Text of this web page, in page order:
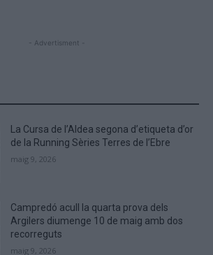
- Advertisment -
La Cursa de l’Aldea segona d’etiqueta d’or
de la Running Sèries Terres de l’Ebre
maig 9, 2026
Campredó acull la quarta prova dels
Argilers diumenge 10 de maig amb dos
recorreguts
maig 9, 2026